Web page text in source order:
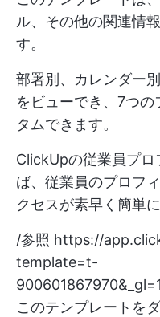
ル、その他の関連情
す。
部署別、カレンダー
をビューでき、7つ
タムできます。
ClickUpの従業員プロ
ば、従業員のプロフ
クセスが素早く簡単
/参照 https://
template=t-
このテンプレートを